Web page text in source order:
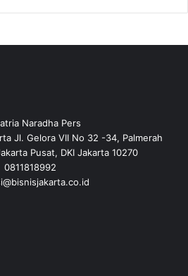
Naradha Pers
Jl. Gelora VII No 32 -34, Palmerah
Pusat, DKI Jakarta 10270
0811818992